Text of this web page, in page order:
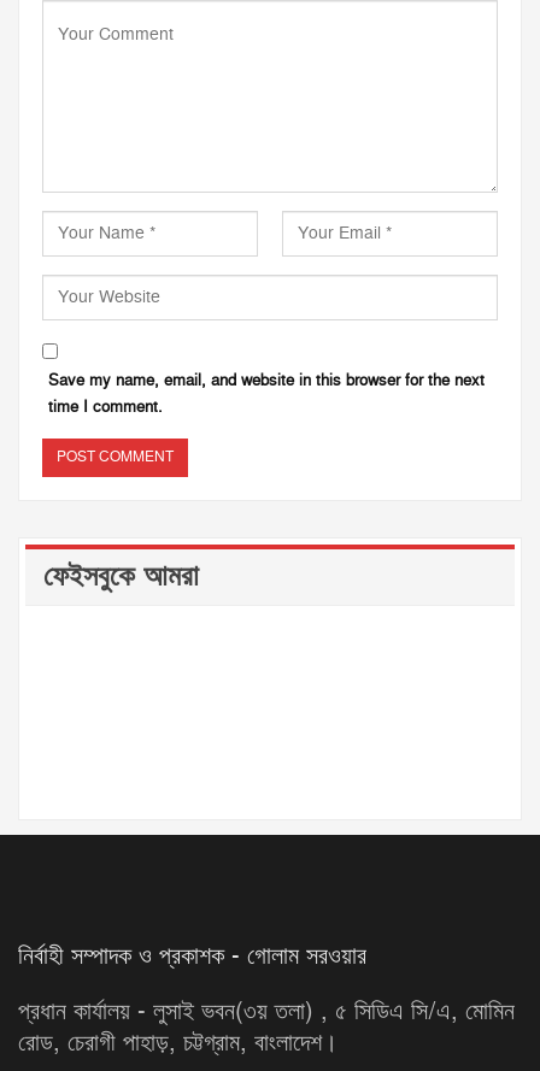
Save my name, email, and website in this browser for the next
time I comment.
ফেইসবুকে আমরা
নির্বাহী সম্পাদক ও প্রকাশক - গোলাম সরওয়ার
প্রধান কার্যালয় - লুসাই ভবন(৩য় তলা) , ৫ সিডিএ সি/এ, মোমিন
রোড, চেরাগী পাহাড়, চট্টগ্রাম, বাংলাদেশ।